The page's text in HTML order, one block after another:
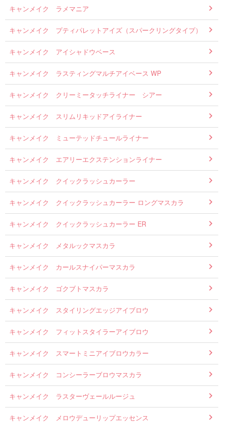
キャンメイク ラメマニア
キャンメイク プティパレットアイズ（スパークリングタイプ）
キャンメイク アイシャドウベース
キャンメイク ラスティングマルチアイベース WP
キャンメイク クリーミータッチライナー シアー
キャンメイク スリムリキッドアイライナー
キャンメイク ミューテッドチュールライナー
キャンメイク エアリーエクステンションライナー
キャンメイク クイックラッシュカーラー
キャンメイク クイックラッシュカーラー ロングマスカラ
キャンメイク クイックラッシュカーラー ER
キャンメイク メタルックマスカラ
キャンメイク カールスナイパーマスカラ
キャンメイク ゴクブトマスカラ
キャンメイク スタイリングエッジアイブロウ
キャンメイク フィットスタイラーアイブロウ
キャンメイク スマートミニアイブロウカラー
キャンメイク コンシーラーブロウマスカラ
キャンメイク ラスターヴェールルージュ
キャンメイク メロウデューリップエッセンス